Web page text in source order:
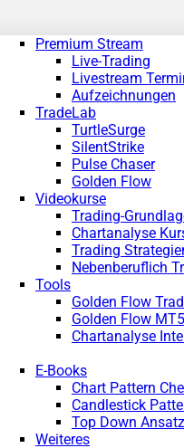
Premium Stream
Live-Trading
Livestream
Aufzeichnungen
TradeLab
TurtleSurge
SilentStrike
Pulse Chaser
Golden Flow
Videokurse
Trading-
Chartanalyse
Trading
Nebenberuflich
Tools
Golden Flow
Golden Flow MT5
Chartanalyse
E-Books
Chart Pattern
Candlestick
Top Down
Weiteres